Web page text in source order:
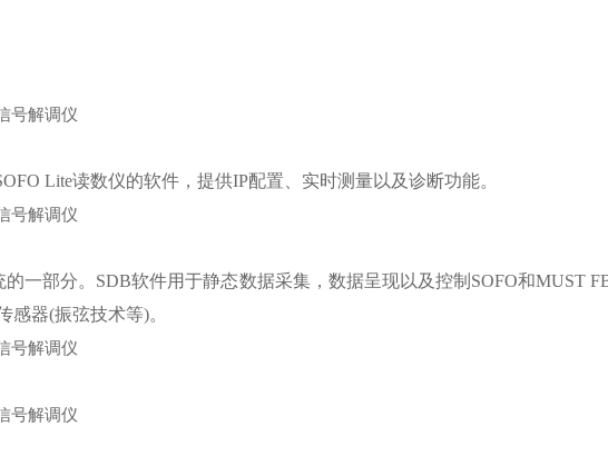
Lite读数仪的软件，提供IP配置、实时测量以及诊断功能。
的一部分。SDB软件用于静态数据采集，数据呈现以及控制SOFO和MUST
感器(振弦技术等)。